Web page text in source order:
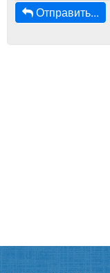
Отправить...